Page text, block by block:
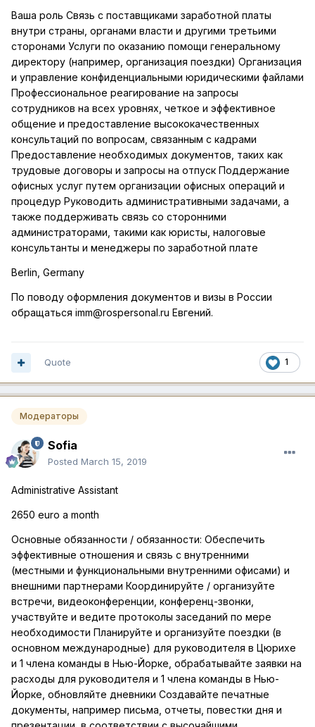
Ваша роль Cвязь с поставщиками заработной платы
внутри страны, органами власти и другими третьими
сторонами Услуги по оказанию помощи генеральному
директору (например, организация поездки) Организация
и управление конфиденциальными юридическими файлами
Профессиональное реагирование на запросы
сотрудников на всех уровнях, четкое и эффективное
общение и предоставление высококачественных
консультаций по вопросам, связанным с кадрами
Предоставление необходимых документов, таких как
трудовые договоры и запросы на отпуск Поддержание
офисных услуг путем организации офисных операций и
процедур Руководить административными задачами, а
также поддерживать связь со сторонними
администраторами, такими как юристы, налоговые
консультанты и менеджеры по заработной плате
Berlin, Germany
По поводу оформления документов и визы в России
обращаться imm@rospersonal.ru Евгений.
1
Quote
Модераторы
Sofia
Posted March 15, 2019
Administrative Assistant
2650 euro a month
Основные обязанности / обязанности: Обеспечить
эффективные отношения и связь с внутренними
(местными и функциональными внутренними офисами) и
внешними партнерами Координируйте / организуйте
встречи, видеоконференции, конференц-звонки,
участвуйте и ведите протоколы заседаний по мере
необходимости Планируйте и организуйте поездки (в
основном международные) для руководителя в Цюрихе
и 1 члена команды в Нью-Йорке, обрабатывайте заявки на
расходы для руководителя и 1 члена команды в Нью-
Йорке, обновляйте дневники Создавайте печатные
документы, например письма, отчеты, повестки дня и